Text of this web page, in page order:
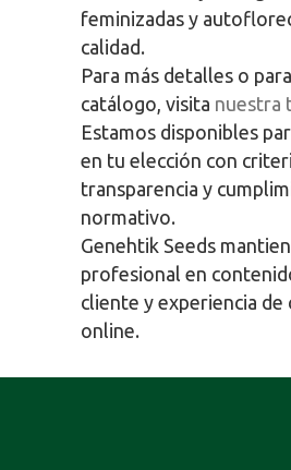
feminizadas y
calidad.
Para más detalles o
catálogo, visita nuestra
Estamos disponibles
en tu elección con
transparencia y
normativo.
Genehtik Seeds
profesional en
cliente y experiencia de
online.